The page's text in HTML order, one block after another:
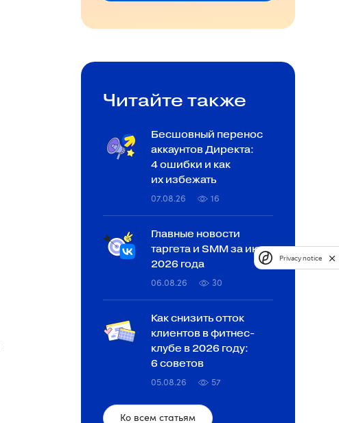
Читайте также
Бесшовный перенос
аккаунтов Директа:
4 ошибки и как
их избежать
07.08.26 16
Главные новости
таргета и SMM за июль
2026 года
06.08.26 30
Как снизить отток
клиентов в фитнес-
клубе в 2026 году:
6 советов
05.08.26 57
Ко всем статьям
Privacy notice